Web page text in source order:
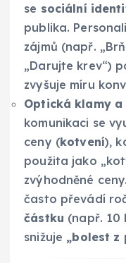
se sociální
publika.
zájmů (např.
„Darujte krev“)
zvyšuje míru
Optická klamy a
komunikaci se
ceny (kotvení),
použita jako
zvýhodněné
často převádí
částku (např. 10
snižuje „bolest z